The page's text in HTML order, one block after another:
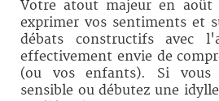
Votre atout majeur en août
exprimer vos sentiments et
débats constructifs avec
effectivement envie de
(ou vos enfants). Si vous
sensible ou débutez une